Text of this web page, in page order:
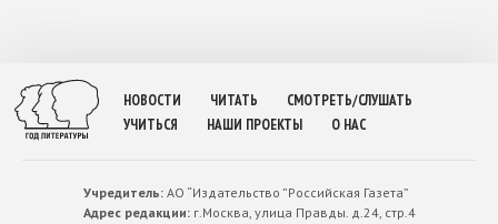
НОВОСТИ ЧИТАТЬ
СМОТРЕТЬ/СЛУШАТЬ
УЧИТЬСЯ
НАШИ ПРОЕКТЫ О НАС
Учредитель:АО “Издательство ”Российская Газета”
Адрес редакции:г.Москва, улица Правды. д.24, стр.4